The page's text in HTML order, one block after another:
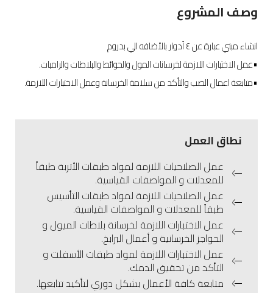
وصف المشروع
انشاء مبني عبارة عن ٤ أدوار بالأضافه الي بدروم
•عمل الاختبارات اللازمة لخرسانات المول والحوائط والبلاطات والرامبات.
•متابعة اعمال الصب والتأكد من سلامة الخرسانة وعمل الاختبارات اللازمة.
نطاق العمل
عمل الصلاحيات اللازمة لمواد طبقات الأتربة طبقاً
للمعدلات و المواصفات القياسية.
عمل الصلاحيات اللازمة لمواد طبقات التأسيس
طبقاً للمعدلات و المواصفات القياسية.
عمل الاختبارات اللازمة لخرسانة بلاطات الميول و
الحواجز الخرسانية و أعمال البرابخ.
عمل الاختبارات اللازمة لمواد طبقات الأسفلت و
التأكد من تحقيق الدمك.
متابعة كافة الأعمال بشكل دوري لتأكيد تتابعها.